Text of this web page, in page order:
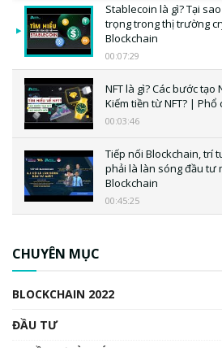
Stablecoin là gì? Tại
trọng trong thị trường
Blockchain
00:07:29
NFT là gì? Các bước tạo
Kiếm tiền từ NFT? | Phổ
00:03:46
Tiếp nối Blockchain, trí
phải là làn sóng đầu tư
Blockchain
00:45:25
CHUYÊN MỤC
BLOCKCHAIN 2022
ĐẦU TƯ